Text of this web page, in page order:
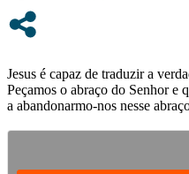
Jesus é capaz de traduzir a
Peçamos o abraço do Senhor e
a abandonarmo-nos nesse